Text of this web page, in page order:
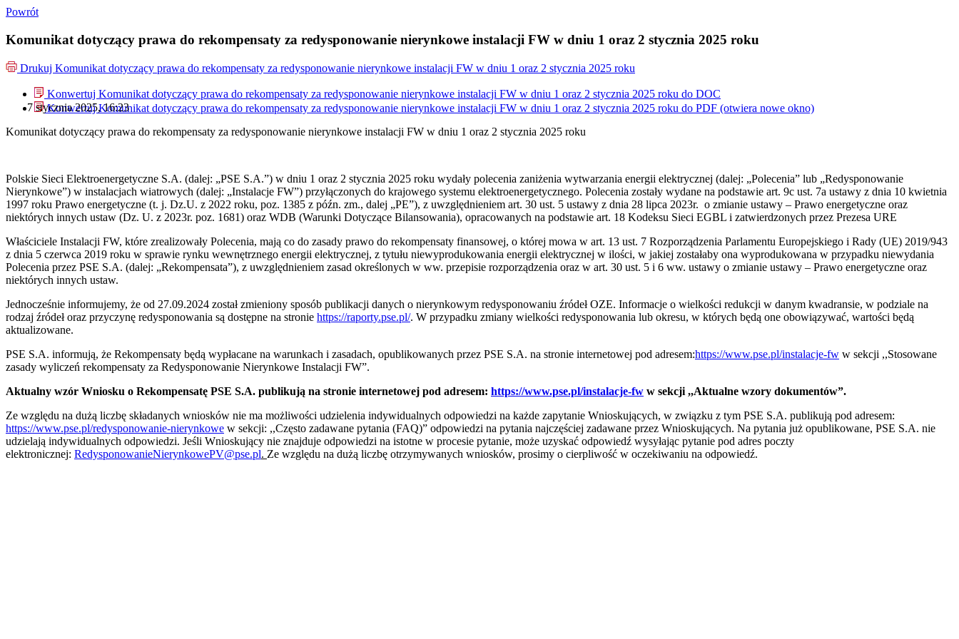
Powrót
Komunikat dotyczący prawa do rekompensaty za redysponowanie nierynkowe instalacji FW w dniu 1 oraz 2 stycznia 2025 roku
Drukuj Komunikat dotyczący prawa do rekompensaty za redysponowanie nierynkowe instalacji FW w dniu 1 oraz 2 stycznia 2025 roku
Konwertuj Komunikat dotyczący prawa do rekompensaty za redysponowanie nierynkowe instalacji FW w dniu 1 oraz 2 stycznia 2025 roku do DOC
Konwertuj Komunikat dotyczący prawa do rekompensaty za redysponowanie nierynkowe instalacji FW w dniu 1 oraz 2 stycznia 2025 roku do PDF (otwiera nowe okno)
7 stycznia 2025, 16:23
Komunikat dotyczący prawa do rekompensaty za redysponowanie nierynkowe instalacji FW w dniu 1 oraz 2 stycznia 2025 roku
Polskie Sieci Elektroenergetyczne S.A. (dalej: „PSE S.A.”) w dniu 1 oraz 2 stycznia 2025 roku wydały polecenia zaniżenia wytwarzania energii elektrycznej (dalej: „Polecenia” lub „Redysponowanie
Nierynkowe”) w instalacjach wiatrowych (dalej: „Instalacje FW”) przyłączonych do krajowego systemu elektroenergetycznego. Polecenia zostały wydane na podstawie art. 9c ust. 7a ustawy z dnia 10 kwietnia
1997 roku Prawo energetyczne (t. j. Dz.U. z 2022 roku, poz. 1385 z późn. zm., dalej „PE”), z uwzględnieniem art. 30 ust. 5 ustawy z dnia 28 lipca 2023r. o zmianie ustawy – Prawo energetyczne oraz
niektórych innych ustaw (Dz. U. z 2023r. poz. 1681) oraz WDB (Warunki Dotyczące Bilansowania), opracowanych na podstawie art. 18 Kodeksu Sieci EGBL i zatwierdzonych przez Prezesa URE
Właściciele Instalacji FW, które zrealizowały Polecenia, mają co do zasady prawo do rekompensaty finansowej, o której mowa w art. 13 ust. 7 Rozporządzenia Parlamentu Europejskiego i Rady (UE) 2019/943
z dnia 5 czerwca 2019 roku w sprawie rynku wewnętrznego energii elektrycznej, z tytułu niewyprodukowania energii elektrycznej w ilości, w jakiej zostałaby ona wyprodukowana w przypadku niewydania
Polecenia przez PSE S.A. (dalej: „Rekompensata”), z uwzględnieniem zasad określonych w ww. przepisie rozporządzenia oraz w art. 30 ust. 5 i 6 ww. ustawy o zmianie ustawy – Prawo energetyczne oraz
niektórych innych ustaw.
Jednocześnie informujemy, że od 27.09.2024 został zmieniony sposób publikacji danych o nierynkowym redysponowaniu źródeł OZE. Informacje o wielkości redukcji w danym kwadransie, w podziale na
rodzaj źródeł oraz przyczynę redysponowania są dostępne na stronie https://raporty.pse.pl/. W przypadku zmiany wielkości redysponowania lub okresu, w których będą one obowiązywać, wartości będą
aktualizowane.
PSE S.A. informują, że Rekompensaty będą wypłacane na warunkach i zasadach, opublikowanych przez PSE S.A. na stronie internetowej pod adresem:https://www.pse.pl/instalacje-fw w sekcji ,,Stosowane
zasady wyliczeń rekompensaty za Redysponowanie Nierynkowe Instalacji FW”.
Aktualny wzór Wniosku o Rekompensatę PSE S.A. publikują na stronie internetowej pod adresem: https://www.pse.pl/instalacje-fw w sekcji ,,Aktualne wzory dokumentów”.
Ze względu na dużą liczbę składanych wniosków nie ma możliwości udzielenia indywidualnych odpowiedzi na każde zapytanie Wnioskujących, w związku z tym PSE S.A. publikują pod adresem:
https://www.pse.pl/redysponowanie-nierynkowe w sekcji: ,,Często zadawane pytania (FAQ)” odpowiedzi na pytania najczęściej zadawane przez Wnioskujących. Na pytania już opublikowane, PSE S.A. nie
udzielają indywidualnych odpowiedzi. Jeśli Wnioskujący nie znajduje odpowiedzi na istotne w procesie pytanie, może uzyskać odpowiedź wysyłając pytanie pod adres poczty
elektronicznej: RedysponowanieNierynkowePV@pse.pl. Ze względu na dużą liczbę otrzymywanych wniosków, prosimy o cierpliwość w oczekiwaniu na odpowiedź.